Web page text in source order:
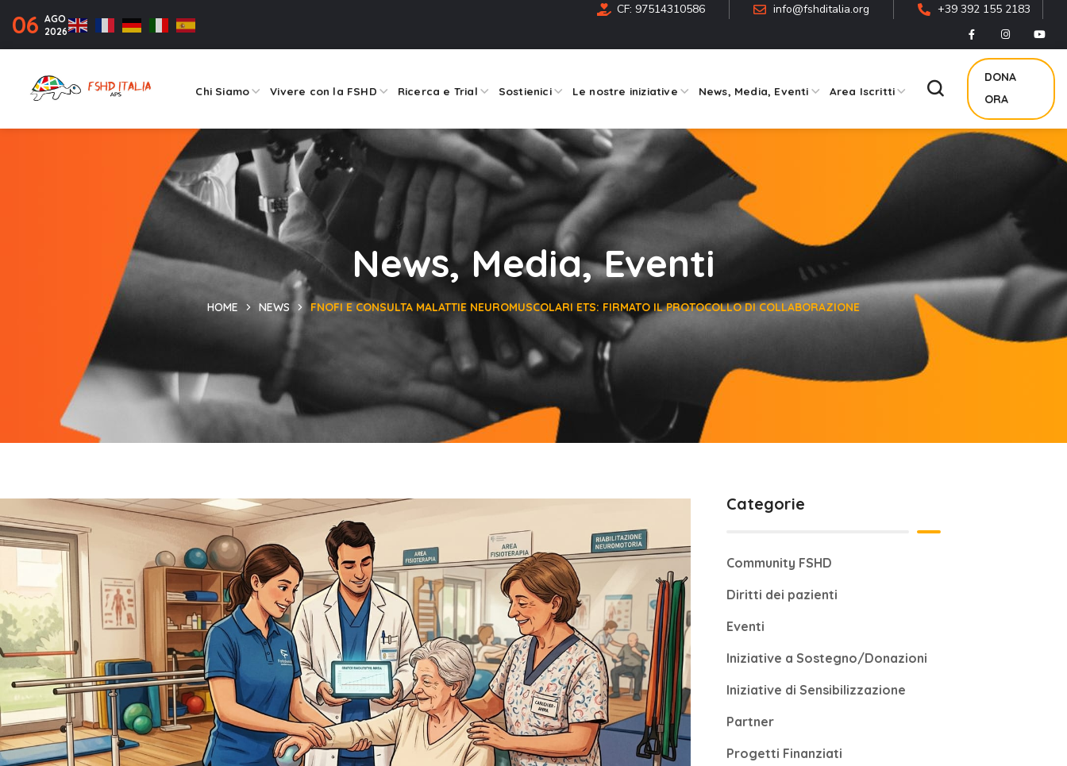
06 AGO
2026
CF: 97514310586 info@fshditalia.org +39 392 155 2183
Chi Siamo Vivere con la FSHD Ricerca e Trial Sostienici Le nostre iniziative News, Media, Eventi Area Iscritti
DONA
ORA
News, Media, Eventi
HOME NEWS FNOFI E CONSULTA MALATTIE NEUROMUSCOLARI ETS: FIRMATO IL PROTOCOLLO DI COLLABORAZIONE
Categorie
Community FSHD
Diritti dei pazienti
Eventi
Iniziative a Sostegno/Donazioni
Iniziative di Sensibilizzazione
Partner
Progetti Finanziati